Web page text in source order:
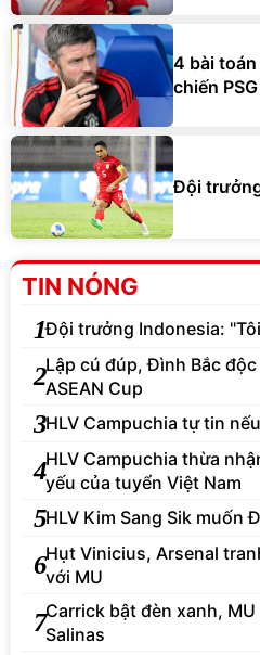
4 bài
chiến PSG
Đội
TIN NÓNG
1Đội trưởng Indonesia:
2Lập cú đúp, Đình Bắc
ASEAN Cup
3HLV Campuchia tự tin
4HLV Campuchia thừa
yếu của tuyển Việt Nam
5HLV Kim Sang Sik muốn
6Hụt Vinicius, Arsenal
với MU
7Carrick bật đèn xanh,
Salinas